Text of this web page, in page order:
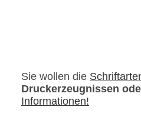
Sie wollen die
Druckerzeugnissen
Informationen!